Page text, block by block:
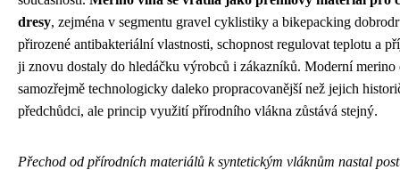
dresy, zejména v segmentu gravel cyklistiky a bikepacking
přirozené antibakteriální vlastnosti, schopnost regulovat teplotu a
ji znovu dostaly do hledáčku výrobců i zákazníků. Moderní merino
samozřejmě technologicky daleko propracovanější než jejich
předchůdci, ale princip využití přírodního vlákna zůstává stejný.
Přechod od přírodních materiálů k syntetickým vláknům nastal